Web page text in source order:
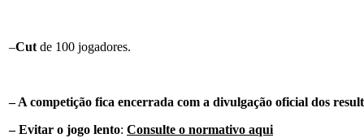
–Cut de 100 jogadores.
– A competição fica encerrada com a divulgação oficial dos
– Evitar o jogo lento: Consulte o normativo aqui